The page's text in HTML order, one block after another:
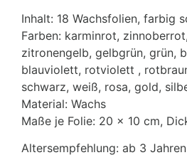
Inhalt: 18 Wachsfolien, farbig
Farben: karminrot,
zitronengelb, gelbgrün, grün,
blauviolett, rotviolett ,
schwarz, weiß, rosa, gold,
Material: Wachs
Maße je Folie: 20 x 10 cm,
Altersempfehlung: ab 3 Jahren